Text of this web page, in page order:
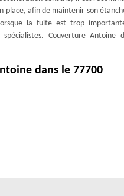
afin de maintenir son
la fuite est trop
Couverture Antoine
dans le 77700